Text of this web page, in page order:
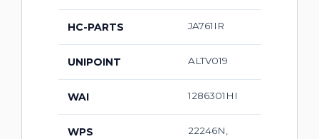
HC-PARTS JA761IR
UNIPOINT ALTV019
WAI 1286301HI
WPS
22246N,